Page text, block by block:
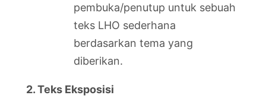
pembuka/penutup untuk sebuah
teks LHO sederhana
berdasarkan tema yang
diberikan.
2. Teks Eksposisi